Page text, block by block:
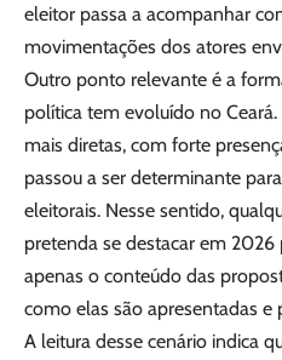
eleitor passa a acompanhar
movimentações dos atores
Outro ponto relevante é a
política tem evoluído no
mais diretas, com forte
passou a ser determinante
eleitorais. Nesse sentido,
pretenda se destacar em 2026
apenas o conteúdo das
como elas são apresentadas e
A leitura desse cenário indica